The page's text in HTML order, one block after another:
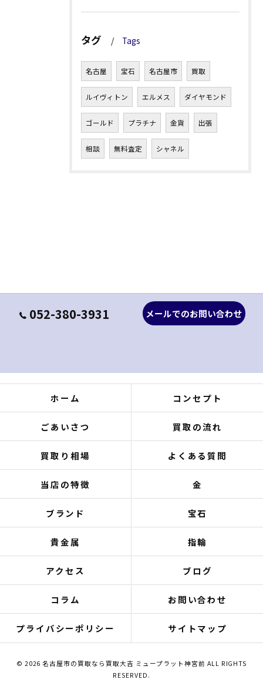
タグ Tags
名古屋 宝石 名古屋市 買取
ルイヴィトン エルメス ダイヤモンド
ゴールド プラチナ 金貨 出張
相談 無料査定 シャネル
052-380-3931 メールでのお問い合わせ
ホーム コンセプト
ごあいさつ 買取の流れ
買取り相場 よくある質問
当店の特徴 金
ブランド 宝石
貴金属 指輪
アクセス ブログ
コラム お問い合わせ
プライバシーポリシー サイトマップ
© 2026 名古屋市の買取なら買取大吉 ミュープラット神宮前 ALL RIGHTS
RESERVED.